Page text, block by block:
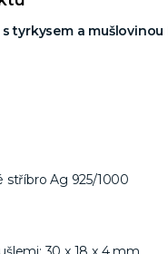
tyrkysem a mušlovinou
stříbro Ag 925/1000